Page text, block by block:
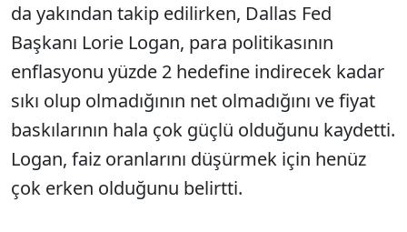
da yakından takip edilirken, Dallas Fed
Başkanı Lorie Logan, para politikasının
enflasyonu yüzde 2 hedefine indirecek kadar
sıkı olup olmadığının net olmadığını ve fiyat
baskılarının hala çok güçlü olduğunu kaydetti.
Logan, faiz oranlarını düşürmek için henüz
çok erken olduğunu belirtti.